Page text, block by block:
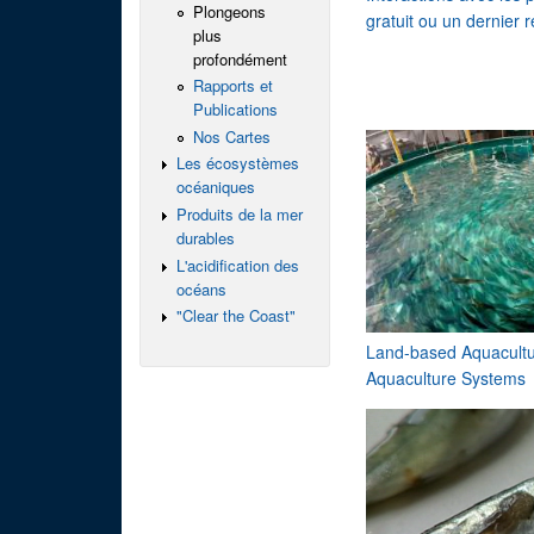
gratuit ou un dernier
Land-based
Aquaculture Systems
Plongeons
plus
profondément
Rapports et
Publications
Nos Cartes
Les écosystèmes
océaniques
Produits de la mer
durables
L'acidification des
océans
"Clear the Coast"